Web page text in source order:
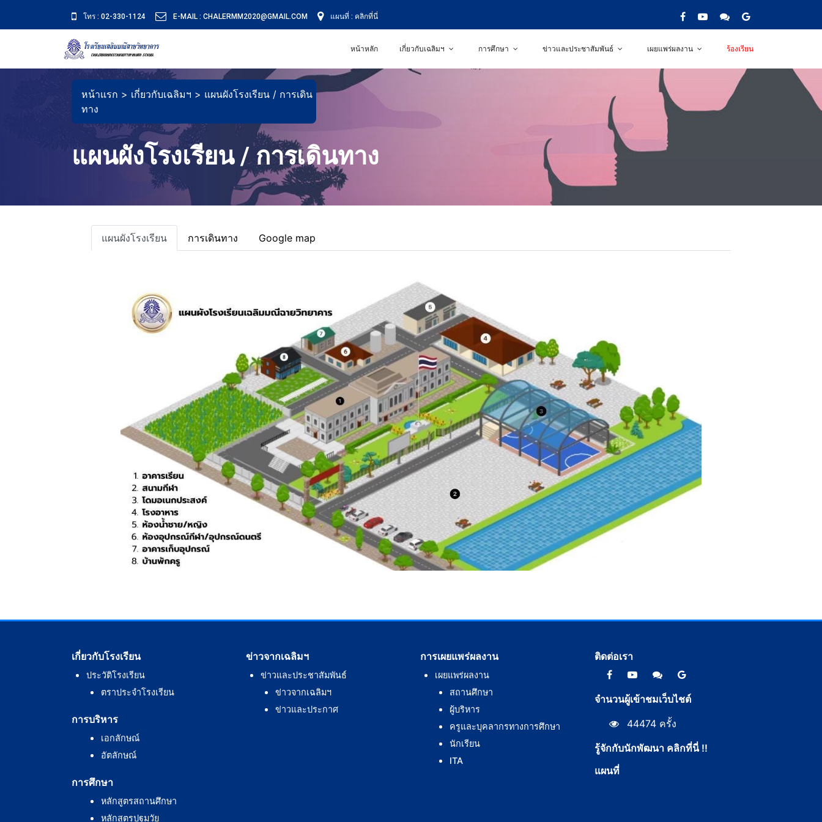
โทร : 02-330-1124 E-MAIL : CHALERMM2020@GMAIL.COM แผนที่ : คลิกที่นี่
หน้าหลัก เกี่ยวกับเฉลิมฯ การศึกษา ข่าวและประชาสัมพันธ์ เผยแพร่ผลงาน ร้องเรียน
หน้าแรก > เกี่ยวกับเฉลิมฯ > แผนผังโรงเรียน / การเดิน
ทาง
แผนผังโรงเรียน / การเดินทาง
แผนผังโรงเรียน การเดินทาง Google map
เกี่ยวกับโรงเรียน
ประวัติโรงเรียน
ตราประจำโรงเรียน
การบริหาร
เอกลักษณ์
อัตลักษณ์
การศึกษา
หลักสูตรสถานศึกษา
หลักสูตรปฐมวัย
ข่าวจากเฉลิมฯ
ข่าวและประชาสัมพันธ์
ข่าวจากเฉลิมฯ
ข่าวและประกาศ
การเผยแพร่ผลงาน
เผยแพร่ผลงาน
สถานศึกษา
ผู้บริหาร
ครูและบุคลากรทางการศึกษา
นักเรียน
ITA
ติดต่อเรา
จำนวนผู้เข้าชมเว็บไชต์
44474 ครั้ง
รู้จักกับนักพัฒนา คลิกที่นี่ !!
แผนที่